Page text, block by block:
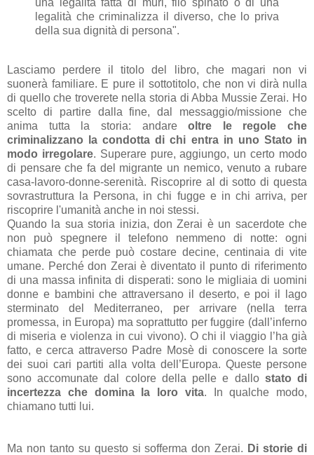
legalità che criminalizza il diverso, che lo priva
della sua dignità di persona".
Lasciamo perdere il titolo del libro, che magari non vi
suonerà familiare. E pure il sottotitolo, che non vi dirà nulla
di quello che troverete nella storia di Abba Mussie Zerai. Ho
scelto di partire dalla fine, dal messaggio/missione che
anima tutta la storia: andareoltre le regole che
criminalizzano la condotta di chi entra in uno Stato in
modo irregolare. Superare pure, aggiungo, un certo modo
di pensare che fa del migrante un nemico, venuto a rubare
casa-lavoro-donne-serenità. Riscoprire al di sotto di questa
sovrastruttura la Persona, in chi fugge e in chi arriva, per
riscoprire l'umanità anche in noi stessi.
Quando la sua storia inizia, don Zerai è un sacerdote che
non può spegnere il telefono nemmeno di notte: ogni
chiamata che perde può costare decine, centinaia di vite
umane. Perché don Zerai è diventato il punto di riferimento
di una massa infinita di disperati: sono le migliaia di uomini
donne e bambini che attraversano il deserto, e poi il lago
sterminato del Mediterraneo, per arrivare (nella terra
promessa, in Europa) ma soprattutto per fuggire (dall’inferno
di miseria e violenza in cui vivono). O chi il viaggio l’ha già
fatto, e cerca attraverso Padre Mosè di conoscere la sorte
dei suoi cari partiti alla volta dell’Europa. Queste persone
sono accomunate dal colore della pelle e dallo stato di
incertezza che domina la loro vita. In qualche modo,
chiamano tutti lui.
Ma non tanto su questo si sofferma don Zerai. Di storie di